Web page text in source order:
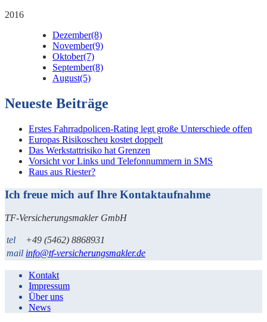
2016
Dezember(8)
November(9)
Oktober(7)
September(8)
August(5)
Neueste Beiträge
Erstes Fahrradpolicen-Rating legt große Unterschiede offen
Europas Risikoscheu kostet doppelt
Das Werkstattrisiko hat Grenzen
Vorsicht vor Links und Telefonnummern in SMS
Raus aus Riester?
Ich freue mich auf Ihre Kontaktaufnahme
TF-Versicherungsmakler GmbH
tel
+49 (5462) 8868931
mail info@tf-versicherungsmakler.de
Kontakt
Impressum
Über uns
News